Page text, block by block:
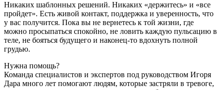
Никаких шаблонных решений. Никаких «держитесь» и «все
пройдет». Есть живой контакт, поддержка и уверенность, что
у вас получится. Пока вы не вернетесь к той жизни, где
можно просыпаться спокойно, не ловить каждую пульсацию в
теле, не бояться будущего и наконец-то вдохнуть полной
грудью.
Нужна помощь?
Команда специалистов и экспертов под руководством Игоря
Дара много лет помогают людям, которые застряли в тревоге,